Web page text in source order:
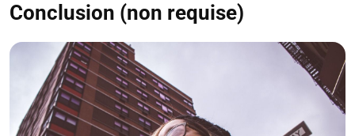
Conclusion (non requise)